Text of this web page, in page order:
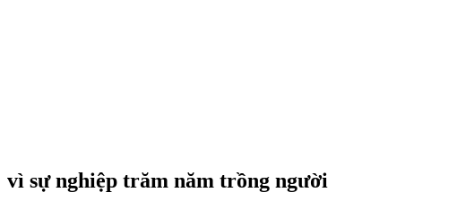
vì sự nghiệp trăm năm trồng người